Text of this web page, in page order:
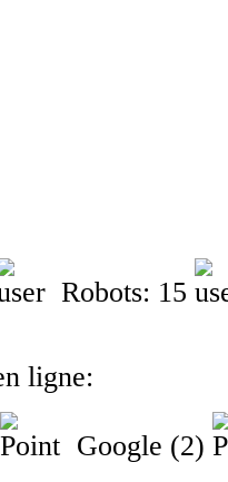
Robots: 15
ligne:
Google (2)